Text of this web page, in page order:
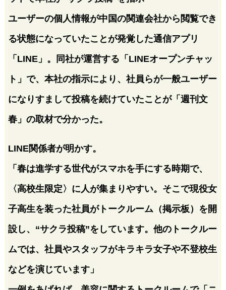
ユーザーの個人情報が中国の関連会社から閲覧でき
る状態になっていたことが発覚した通信アプリ
「LINE」。同社が運営する「LINEオープンチャッ
ト」で、本社の指示により、社員らが一般ユーザー
になりすまして投稿を続けていたことが「週刊文
春」の取材で分かった。
LINE関係者が明かす。
「春は進学する世代がスマホを手にする時期で、
〈高校生限定〉に人が集まりやすい。そこで現役女
子高生を装った社員がトークルーム（掲示板）を開
設し、“サクラ投稿”をしています。他のトークルー
ムでは、社員やスタッフがキラキラ女子や不登校生
などを演じています」